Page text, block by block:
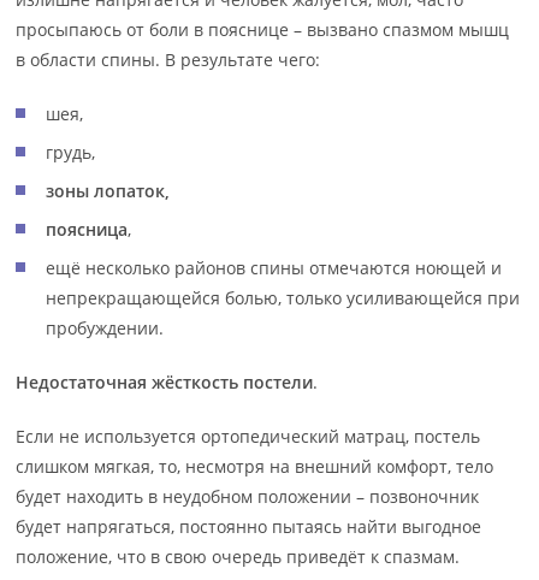
просыпаюсь от боли в пояснице – вызвано спазмом мышц
в области спины. В результате чего:
шея,
грудь,
зоны лопаток,
поясница,
ещё несколько районов спины отмечаются ноющей и
непрекращающейся болью, только усиливающейся при
пробуждении.
Недостаточная жёсткость постели.
Если не используется ортопедический матрац, постель
слишком мягкая, то, несмотря на внешний комфорт, тело
будет находить в неудобном положении – позвоночник
будет напрягаться, постоянно пытаясь найти выгодное
положение, что в свою очередь приведёт к спазмам.